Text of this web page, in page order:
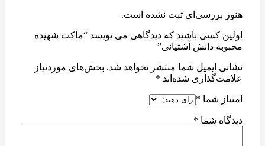
هنوز بررسی‌ای ثبت نشده است.
اولین کسی باشید که دیدگاهی می نویسد “ماکت شهیده
محبوبه دانش آشتیانی”
نشانی ایمیل شما منتشر نخواهد شد. بخش‌های موردنیاز
علامت‌گذاری شده‌اند *
امتیاز شما *
دیدگاه شما *